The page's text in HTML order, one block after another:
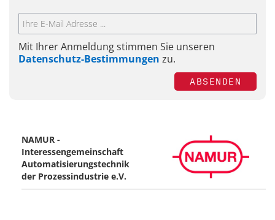
Mit Ihrer Anmeldung stimmen Sie unseren
Datenschutz-Bestimmungen zu.
ABSENDEN
NAMUR -
Interessengemeinschaft
Automatisierungstechnik
der Prozessindustrie e.V.